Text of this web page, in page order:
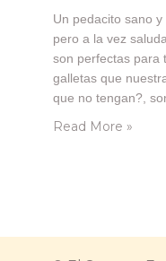
Un pedacito sano
pero a la vez
son perfectas para
galletas que
que no tengan?,
Read More »